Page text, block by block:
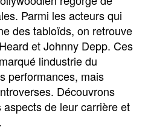
Parmi les acteurs qui
des tabloïds, on retrouve
et Johnny Depp. Ces
lindustrie du
performances, mais
Découvrons
de leur carrière et